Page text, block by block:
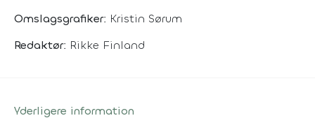
Omslagsgrafiker: Kristin Sørum
Redaktør: Rikke Finland
Yderligere information